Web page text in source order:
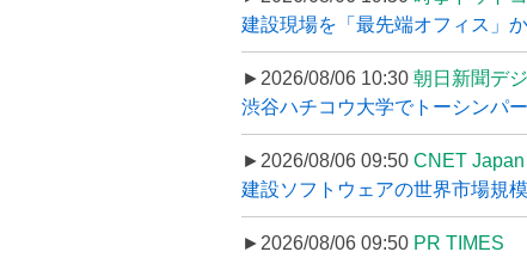
建設現場を「最先端オフィス」
►2026/08/06 10:30 朝日新聞デ
渋谷ハチコウ大学でトーシンパ
►2026/08/06 09:50 CNET Japan
建設ソフトウェアの世界市場規
►2026/08/06 09:50 PR TIMES